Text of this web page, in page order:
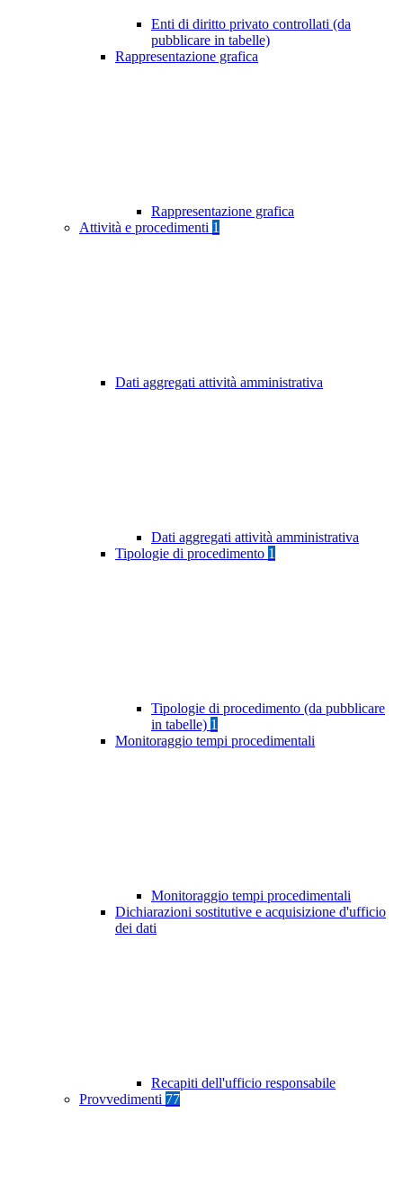
Enti di diritto privato controllati (da
pubblicare in tabelle)
Rappresentazione grafica
Rappresentazione grafica
Attività e procedimenti 1
Dati aggregati attività amministrativa
Dati aggregati attività amministrativa
Tipologie di procedimento 1
Tipologie di procedimento (da pubblicare
in tabelle) 1
Monitoraggio tempi procedimentali
Monitoraggio tempi procedimentali
Dichiarazioni sostitutive e acquisizione d'ufficio
dei dati
Recapiti dell'ufficio responsabile
Provvedimenti 77